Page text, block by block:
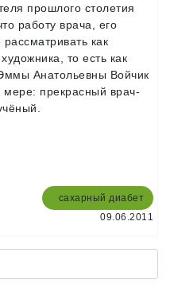
прошлого столетия
работу врача, его
как
то есть как
Анатольевны Войчик
мере: прекрасный врач-
сахарный диабет
09.06.2011